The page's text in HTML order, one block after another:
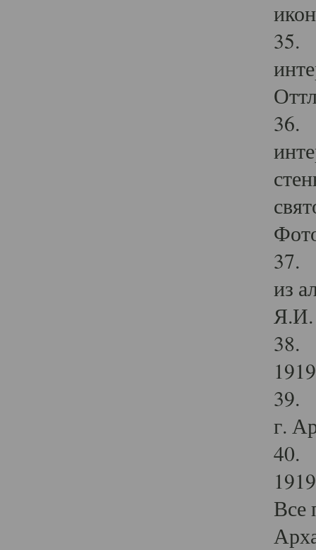
35.
36.
37.
из
Я.И.
38.
39.
г.
40.
Все